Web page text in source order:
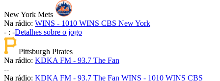
New York Mets
Na rádio: WINS - 1010 WINS CBS New York
- : -Detalhes sobre o jogo
Pittsburgh Pirates
Na rádio: KDKA FM - 93.7 The Fan
--
Na rádio: KDKA FM - 93.7 The Fan WINS - 1010 WINS CBS